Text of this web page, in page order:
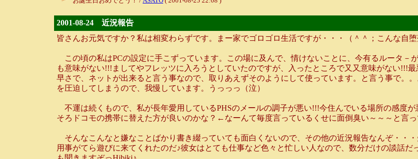
2001-08-24 近況報告
皆さんお元気ですか？私は相変わらずです。まー家でゴロゴロ生活ですが・・・（＾＾；こんな自
この頃の私はPCの設定に手こずっています。この場に及んで、情けないことに、今有るルータ－
も意味がない!!!ましてやフレッツに入ろうとしていたのですが、入ったところで又又意味がない!!!
早さで、ネットが出来ると言う事なので、取りあえずそのようにして使っています。と言う事で。
を圧迫してしまうので、我慢しています。うっっっ（泣）
不運は続くもので、私が長年愛用しているPHSのメールの調子が悪い!!!今住んでいる場所の感度
そろドコモの携帯に替えた方が良いのかな？←なーんて毎度言っているくせに面倒臭い～～～と言
そんなこんなと嫌なことばかり書き綴っていても面白くないので、その他の近況報告なんぞ・・
用事がてら遊びに来てくれたのだ♪彼女はとても仕事など色々と忙しい人なので、数分だけの談話